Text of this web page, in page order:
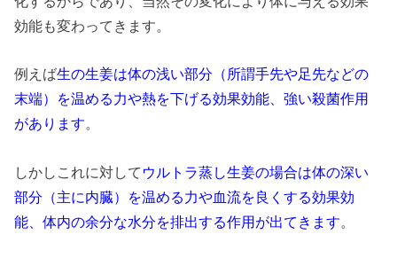
効能も変わってきます。
例えば生の生姜は体の浅い部分（所謂手先や足先などの
末端）を温める力や熱を下げる効果効能、強い殺菌作用
があります。
しかしこれに対して ウルトラ蒸し生姜の場合は体の深い
部分（主に内臓）を温める力や血流を良くする効果効
能、体内の余分な水分を排出する作用が出てきます